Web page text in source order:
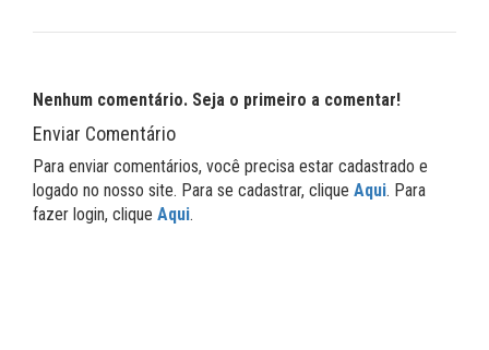
Nenhum comentário. Seja o primeiro a comentar!
Enviar Comentário
Para enviar comentários, você precisa estar cadastrado e
logado no nosso site. Para se cadastrar, clique Aqui. Para
fazer login, clique Aqui.